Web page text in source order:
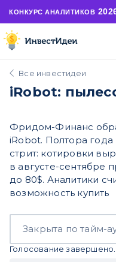
КОНКУРС АНАЛИТИКОВ
Все инвестидеи
iRobot:
Фридом-Финанс
iRobot. Полтора
стрит: котировки
в августе-сентябре
до 80$. Аналитики
возможность купить
Закрыта по тайм-
Голосование завершено.